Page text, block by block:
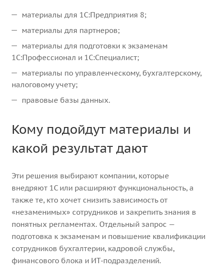
материалы для 1С:Предприятия 8;
материалы для партнеров;
материалы для подготовки к экзаменам
1С:Профессионал и 1С:Специалист;
материалы по управленческому, бухгалтерскому,
налоговому учету;
правовые базы данных.
Кому подойдут материалы и
какой результат дают
Эти решения выбирают компании, которые
внедряют 1С или расширяют функциональность, а
также те, кто хочет снизить зависимость от
«незаменимых» сотрудников и закрепить знания в
понятных регламентах. Отдельный запрос —
подготовка к экзаменам и повышение квалификации
сотрудников бухгалтерии, кадровой службы,
финансового блока и ИТ‑подразделений.